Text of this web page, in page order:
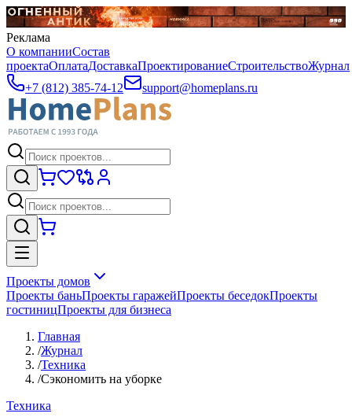
Реклама
О компанииСостав
проектаОплатаДоставкаПроектированиеСтроительствоЖурнал
+7 (812) 385-74-12
support@homeplans.ru
Проекты домов
Проекты баньПроекты гаражейПроекты беседокПроекты
гостиницПроекты для бизнеса
Главная
/Журнал
/Техника
/Сэкономить на уборке
Техника